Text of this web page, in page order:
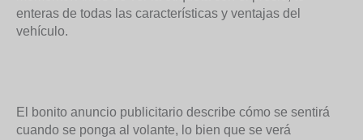
enteras de todas las características y ventajas del
vehículo.
El bonito anuncio publicitario describe cómo se sentirá
cuando se ponga al volante, lo bien que se verá